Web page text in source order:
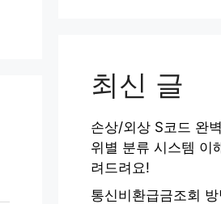
최신 글
손상/외상 S코드 완
위별 분류 시스템 이
려드려요!
통신비환급금조회